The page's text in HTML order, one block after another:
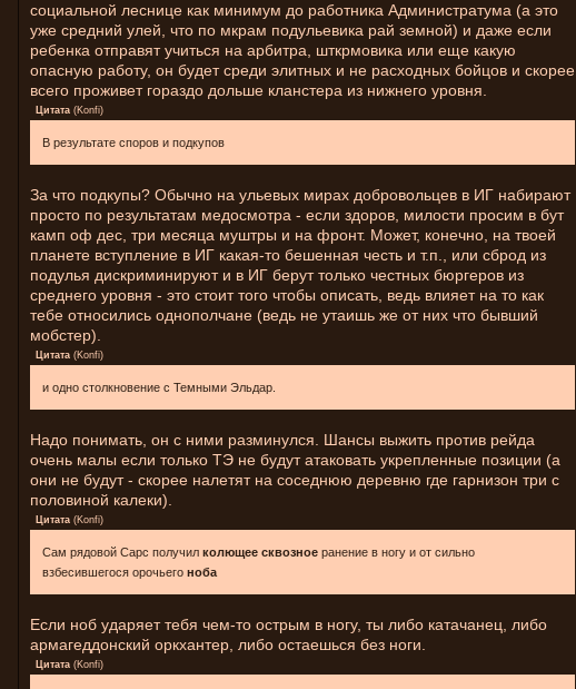
социальной леснице как минимум до работника Администратума (а это
уже средний улей, что по мкрам подульевика рай земной) и даже если
ребенка отправят учиться на арбитра, шткрмовика или еще какую
опасную работу, он будет среди элитных и не расходных бойцов и скорее
всего проживет гораздо дольше кланстера из нижнего уровня.
Цитата (Konfi)
В результате споров и подкупов
За что подкупы? Обычно на ульевых мирах добровольцев в ИГ набирают
просто по результатам медосмотра - если здоров, милости просим в бут
камп оф дес, три месяца муштры и на фронт. Может, конечно, на твоей
планете вступление в ИГ какая-то бешенная честь и т.п., или сброд из
подулья дискриминируют и в ИГ берут только честных бюргеров из
среднего уровня - это стоит того чтобы описать, ведь влияет на то как
тебе относились однополчане (ведь не утаишь же от них что бывший
мобстер).
Цитата (Konfi)
и одно столкновение с Темными Эльдар.
Надо понимать, он с ними разминулся. Шансы выжить против рейда
очень малы если только ТЭ не будут атаковать укрепленные позиции (а
они не будут - скорее налетят на соседнюю деревню где гарнизон три с
половиной калеки).
Цитата (Konfi)
Сам рядовой Сарс получил колющее сквозное ранение в ногу и от сильно
взбесившегося орочьего ноба
Если ноб ударяет тебя чем-то острым в ногу, ты либо катачанец, либо
армагеддонский оркхантер, либо остаешься без ноги.
Цитата (Konfi)